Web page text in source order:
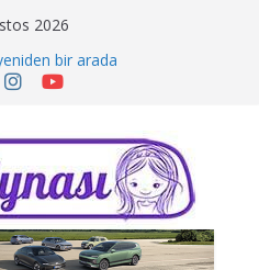
2026
bir arada
açıldı
sürüşü